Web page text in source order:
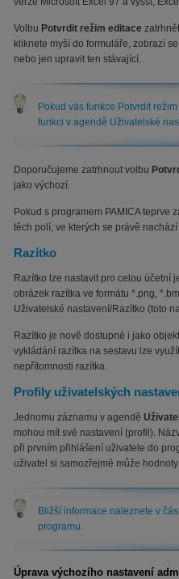
Volbu Potvrdit režim editace
kliknete myší do formuláře, zobrazí
nebo jen upravit ten stávající.
Pokud vás funkce Potvrdit
funkci v agendě Uživatelské
Doporučujeme zatrhnout volbu
jako výchozí.
Pokud s programem PAMICA teprve
těch polí, ve kterých se právě
Razítko
Razítko lze nastavit pro celou účetní
obrázek razítka ve formátu *.png,
Uživatelské nastavení/Razítko (toto
Razítko je nově dostupné i jako
vykládání razítka na sestavu lze
nepřítomnosti razítka.
Profily uživatelských
Jednomu záznamu v agendě
mohou mít své nastavení (profil).
při prvním přihlášení uživatele do
uživatel si samozřejmě může
Bližší informace naleznete v
programu.
Úprava výchozího nastavení